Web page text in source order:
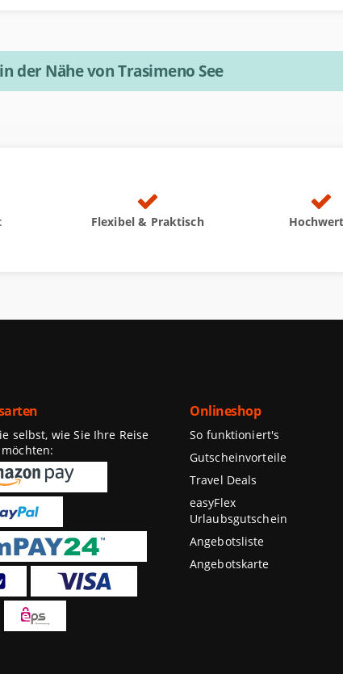
der Nähe von Trasimeno See
Flexibel & Praktisch
selbst, wie Sie Ihre Reise
Onlineshop
So funktioniert's
Gutscheinvorteile
Travel Deals
easyFlex
Urlaubsgutschein
Angebotsliste
Angebotskarte